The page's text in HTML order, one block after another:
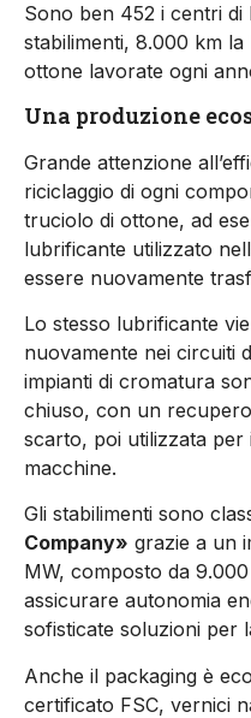
Sono ben 452 i centri di
stabilimenti, 8.000 km
ottone lavorate ogni
Una produzione
Grande attenzione
riciclaggio di ogni
truciolo di ottone, ad
lubrificante utilizzato
essere nuovamente
Lo stesso lubrificante
nuovamente nei circuiti
impianti di cromatura
chiuso, con un recupero
scarto, poi utilizzata per
macchine.
Gli stabilimenti sono
Company» grazie a un
MW, composto da
assicurare autonomia
sofisticate soluzioni per
Anche il packaging è
certificato FSC, vernici